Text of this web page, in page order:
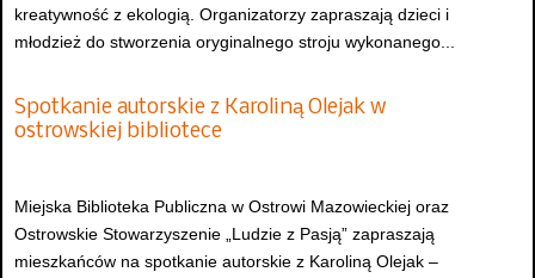
kreatywność z ekologią. Organizatorzy zapraszają dzieci i
młodzież do stworzenia oryginalnego stroju wykonanego...
Spotkanie autorskie z Karoliną Olejak w
ostrowskiej bibliotece
Miejska Biblioteka Publiczna w Ostrowi Mazowieckiej oraz
Ostrowskie Stowarzyszenie „Ludzie z Pasją” zapraszają
mieszkańców na spotkanie autorskie z Karoliną Olejak –